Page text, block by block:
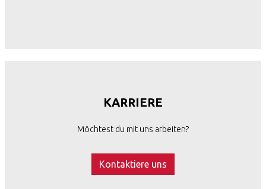
KARRIERE
Möchtest du mit uns arbeiten?
Kontaktiere uns